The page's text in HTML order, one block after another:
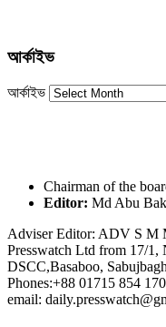
আর্কাইভ
আর্কাইভ
Chairman of the
Editor: Md Abu
Adviser Editor: ADV S M
Presswatch Ltd from 17/1,
DSCC,Basaboo,
Phones:+88 01715 854 170
email: